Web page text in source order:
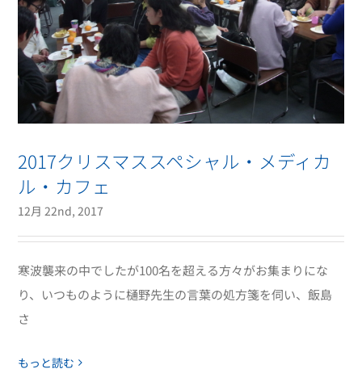
2017クリスマススペシャル・メディカ
ル・カフェ
12月 22nd, 2017
寒波襲来の中でしたが100名を超える方々がお集まりにな
り、いつものように樋野先生の言葉の処方箋を伺い、飯島
さ
もっと読む